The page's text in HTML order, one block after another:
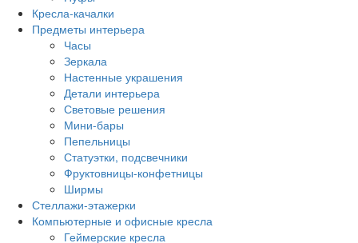
Кресла-качалки
Предметы интерьера
Часы
Зеркала
Настенные украшения
Детали интерьера
Световые решения
Мини-бары
Пепельницы
Статуэтки, подсвечники
Фруктовницы-конфетницы
Ширмы
Стеллажи-этажерки
Компьютерные и офисные кресла
Геймерские кресла